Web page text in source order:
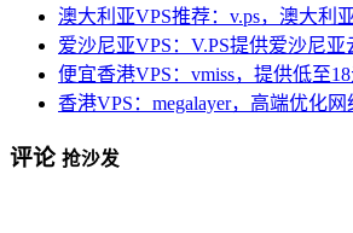
澳大利亚VPS推荐：v.ps，澳大利
爱沙尼亚VPS：V.PS提供爱沙尼
便宜香港VPS：vmiss，提供低至
香港VPS：megalayer，高端优化
评论 抢沙发